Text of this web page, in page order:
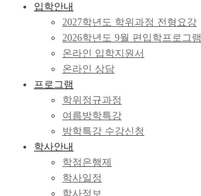
입학안내
2027학년도 학위과정 전형요강
2026학년도 9월 편입학프로그램
온라인 입학지원서
온라인 상담
프로그램
학위정규과정
여름방학특강
방학특강 수강신청
학사안내
학점은행제
학사일정
학사정보